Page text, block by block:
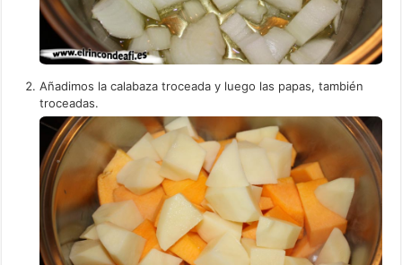
Añadimos la calabaza troceada y luego las papas, también
troceadas.